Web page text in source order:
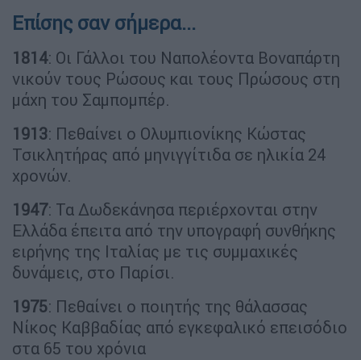
Επίσης σαν σήμερα...
1814: Οι Γάλλοι του Ναπολέοντα Βοναπάρτη
νικούν τους Ρώσους και τους Πρώσους στη
μάχη του Σαμπομπέρ.
1913: Πεθαίνει ο Ολυμπιονίκης Κώστας
Τσικλητήρας από μηνιγγίτιδα σε ηλικία 24
χρονών.
1947: Τα Δωδεκάνησα περιέρχονται στην
Ελλάδα έπειτα από την υπογραφή συνθήκης
ειρήνης της Ιταλίας με τις συμμαχικές
δυνάμεις, στο Παρίσι.
1975: Πεθαίνει ο ποιητής της θάλασσας
Νίκος Καββαδίας από εγκεφαλικό επεισόδιο
στα 65 του χρόνια